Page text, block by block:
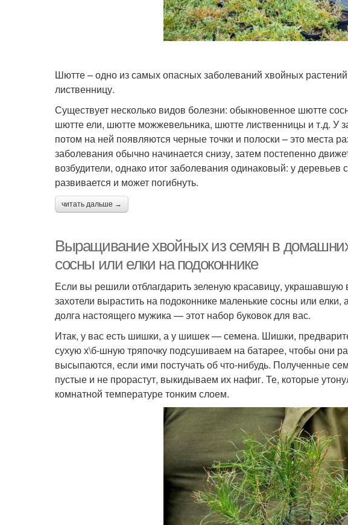
Шютте – одно из самых опасных заболеваний хвойных
лиственницу.
Существует несколько видов болезни: обыкновенное шютте
шютте ели, шютте можжевельника, шютте лиственницы и т.д. У
потом на ней появляются черные точки и полоски – это места
заболевания обычно начинается снизу, затем постепенно
возбудители, однако итог заболевания одинаковый: у деревьев
развивается и может погибнуть.
читать дальше →
Выращивание хвойных из семян в
сосны или елки на подоконнике
Если вы решили отблагдарить зеленую красавицу,
захотели вырастить на подоконнике маленькие сосны или
долга настоящего мужика — этот набор буковок для вас.
Итак, у вас есть шишки, а у шишек — семена. Шишки,
сухую х\б-шную тряпочку подсушиваем на батарее, чтобы они
высыпаются, если ими постучать об что-нибудь. Полученные
пустые и не прорастут, выкидываем их нафиг. Те, которые
комнатной температуре тонким слоем.